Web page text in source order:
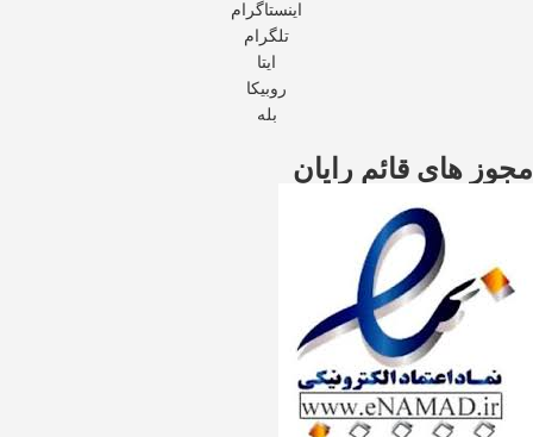
اینستاگرام
تلگرام
ایتا
روبیکا
بله
مجوز های قائم رایان